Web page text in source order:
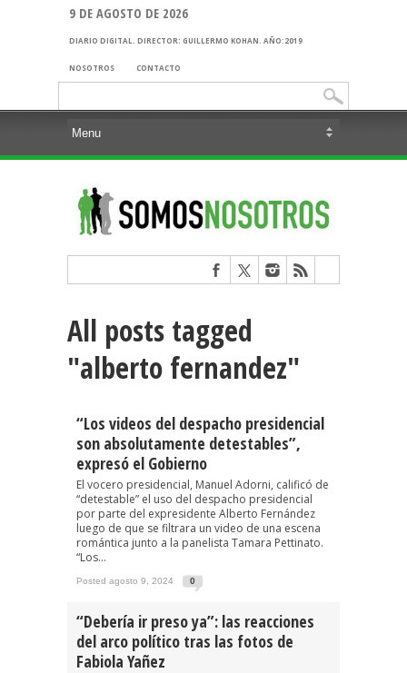
9 DE AGOSTO DE 2026
DIARIO DIGITAL. DIRECTOR: GUILLERMO KOHAN. AÑO:2019
NOSOTROS CONTACTO
All posts tagged
"alberto fernandez"
“Los videos del despacho presidencial
son absolutamente detestables”,
expresó el Gobierno
El vocero presidencial, Manuel Adorni, calificó de
“detestable” el uso del despacho presidencial
por parte del expresidente Alberto Fernández
luego de que se filtrara un video de una escena
romántica junto a la panelista Tamara Pettinato.
“Los...
Posted agosto 9, 2024 0
“Debería ir preso ya”: las reacciones
del arco político tras las fotos de
Fabiola Yañez